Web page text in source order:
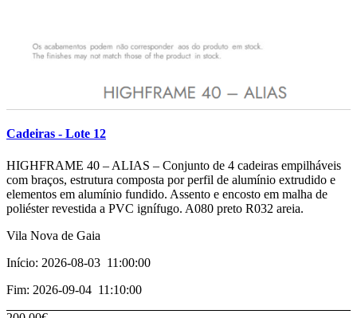
Cadeiras - Lote 12
­­­HIGHFRAME 40 – ALIAS – Conjunto de 4 cadeiras empilháveis
com braços, estrutura composta por perfil de alumínio extrudido e
elementos em alumínio fundido. Assento e encosto em malha de
poliéster revestida a PVC ignífugo. A080 preto R032 areia.
Vila Nova de Gaia
Início: 2026-08-03 11:00:00
Fim: 2026-09-04 11:10:00